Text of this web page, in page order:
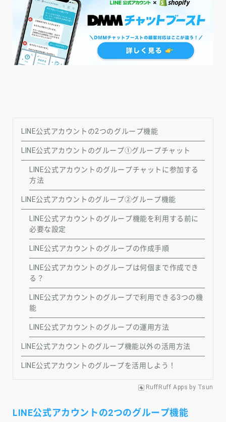
LINE公式アカウントの2つのグループ機能
LINE公式アカウントのグループ①グループチャット
LINE公式アカウントのグループチャットに参加する
方法
LINE公式アカウントのグループ②グループ機能
LINE公式アカウントのグループ機能を利用する前に
必要な設定
LINE公式アカウントのグループの作成手順
LINE公式アカウントのグループは何個まで作成でき
る？
LINE公式アカウントのグループで利用できる3つの機
能
LINE公式アカウントのグループの運用方法
LINE公式アカウントのグループ機能以外の活用方法
LINE公式アカウントのグループを活用しよう！
RuffRuff Apps by Tsun
LINE公式アカウントの2つのグループ機能